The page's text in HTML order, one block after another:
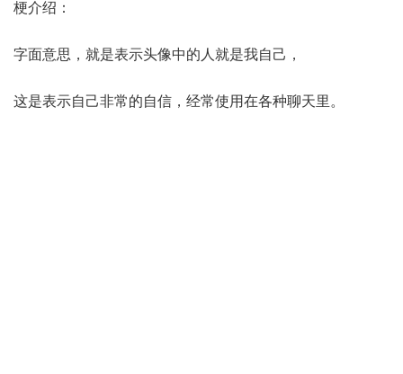
梗介绍：
字面意思，就是表示头像中的人就是我自己，
这是表示自己非常的自信，经常使用在各种聊天里。